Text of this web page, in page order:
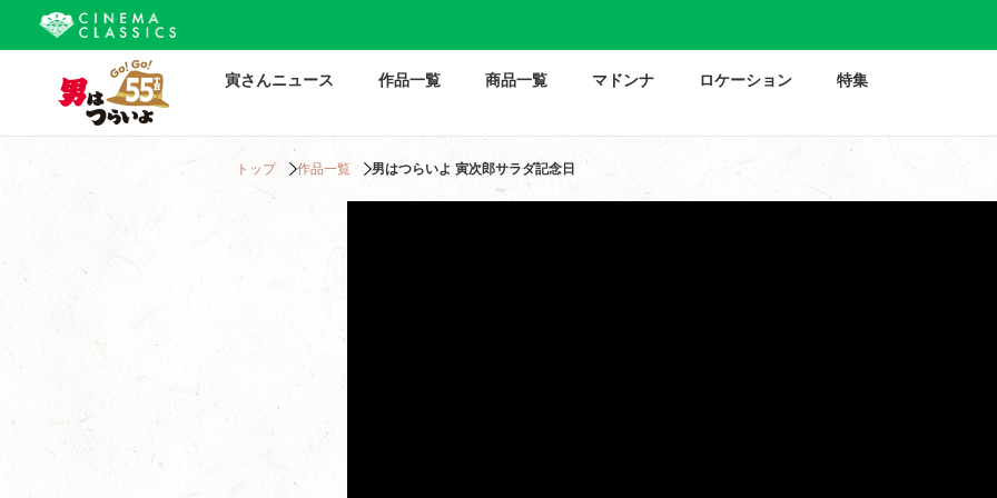
寅さんニュース 作品一覧 商品一覧 マドンナ ロケーション 特集
トップ 作品一覧 男はつらいよ 寅次郎サラダ記念日